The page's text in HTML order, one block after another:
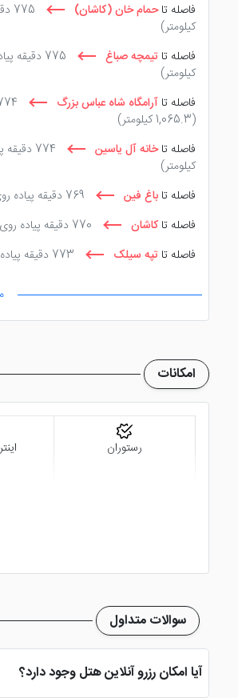
فاصله تاحمام خان (کاشان) 775 دقیقه پیاده روی
کیلومتر)
فاصله تا تیمچه صباغ 775 دقیقه پیاده روی
کیلومتر)
فاصله تا آرامگاه شاه عباس بزرگ
774 دقیقه
(1,065.3 کیلومتر)
فاصله تاخانه آل یاسین 774 دقیقه پیاده روی
کیلومتر)
فاصله تا باغ فین 769 دقیقه پیاده روی
فاصله تا کاشان 770 دقیقه پیاده روی
فاصله تا تپه سیلک 773 دقیقه پیاده روی
روی(1,066.7 کیلومتر)
امکانات
رستوران
سوالات متداول
آیا امکان رزرو آنلاین هتل وجود دارد؟